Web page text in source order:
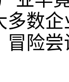
多数
险